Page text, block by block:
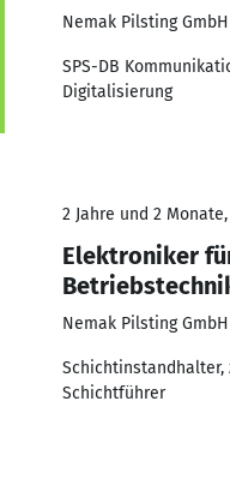
Nemak Pilsting GmbH
SPS-DB
Digitalisierung
2 Jahre und 2
Elektroniker
Nemak Pilsting GmbH
Schichtführer